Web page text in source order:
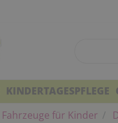
KINDERTAGESPFLEGE
Fahrzeuge für Kinder